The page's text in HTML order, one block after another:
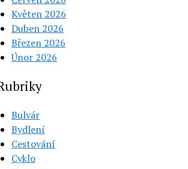
Květen 2026
Duben 2026
Březen 2026
Únor 2026
Bulvár
Bydlení
Cestování
Cyklo